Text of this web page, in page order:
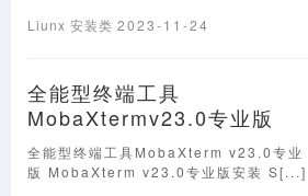
Liunx 安装类 2023-11-24
全能型终端工具
MobaXtermv23.0专业版
全能型终端工具MobaXterm v23.0专业
版 MobaXterm v23.0专业版安装 S[...]